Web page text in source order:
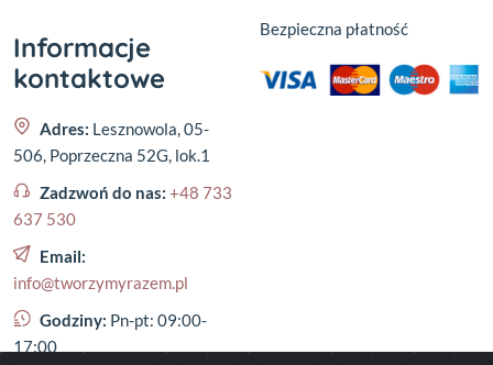
Informacje
kontaktowe
Adres: Lesznowola, 05-
506, Poprzeczna 52G, lok.1
Zadzwoń do nas: +48 733
637 530
Email:
info@tworzymyrazem.pl
Godziny: Pn-pt: 09:00-
17:00
Bezpieczna płatność